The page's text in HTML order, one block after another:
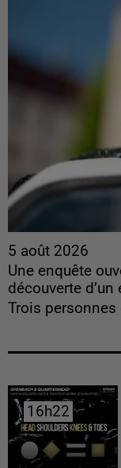
5 août 2026
Une enquête
découverte
Trois personnes
16h22
16h22